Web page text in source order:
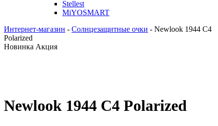
Stellest
MiYOSMART
Интернет-магазин - Солнцезащитные очки - Newlook 1944 C4
Polarized
Новинка Акция
Newlook 1944 C4 Polarized